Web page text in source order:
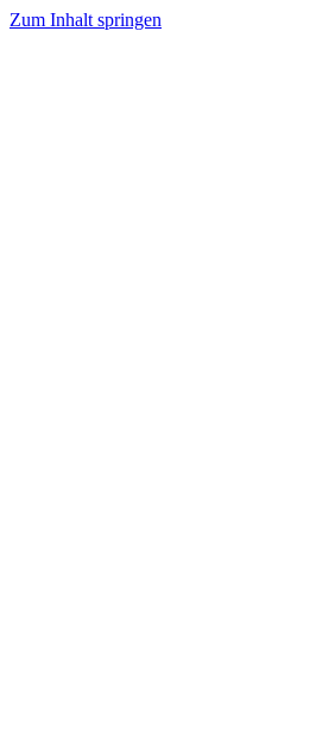
Zum Inhalt springen